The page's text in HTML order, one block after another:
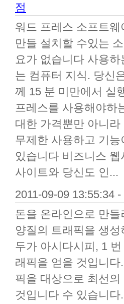
점
워드 프레스 소프트
만들 설치할 수있는
요가 없습니다 사용
는 컴퓨터 지식. 당신
께 15 분 미만에서 실
프레스를 사용해야하
대한 가격뿐만 아니
무제한 사용하고 기
있습니다 비즈니스
사이트와 당신도 인...
2011-09-09 13:55:34 -
돈을 온라인으로 만
양질의 트래픽을 생
두가 아시다시피, 1
래픽을 얻을 것입니
픽을 대상으로 최선
것입니다 수 있습니